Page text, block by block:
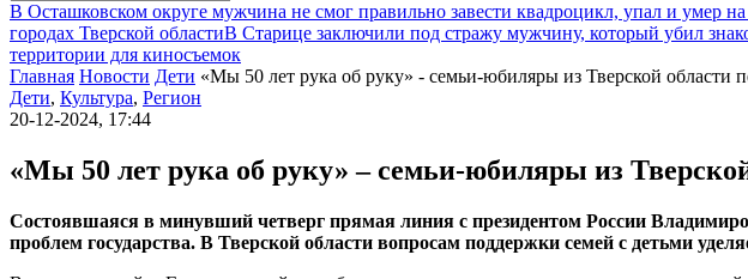
В Осташковском округе мужчина не смог правильно завести квадроцикл, упал и умер на
городах Тверской областиВ Старице заключили под стражу мужчину, который убил
территории для киносъемок
Главная Новости Дети «Мы 50 лет рука об руку» - семьи-юбиляры из Тверской области
Дети, Культура, Регион
20-12-2024, 17:44
«Мы 50 лет рука об руку» – семьи-юбиляры из
Состоявшаяся в минувший четверг прямая линия с президентом России
проблем государства. В Тверской области вопросам поддержки семей с детьми